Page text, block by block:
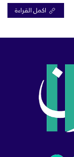
اكمل القراءة